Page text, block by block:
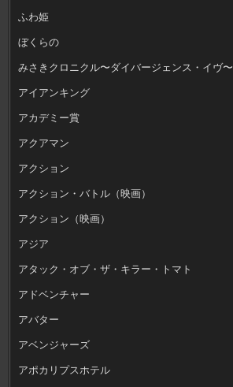
ふわ姫
ぼくらの
みさきクロニクル〜ダイバージェンス・イヴ〜
アイアンキング
アカデミー賞
アクアマン
アクション
アクション・バトル（映画）
アクション（映画）
アジア
アタック・オブ・ザ・キラー・トマト
アドベンチャー
アバター
アベンジャーズ
アポカリプスホテル